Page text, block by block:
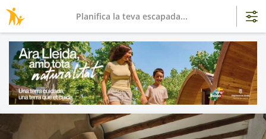
Planifica la teva escapada...